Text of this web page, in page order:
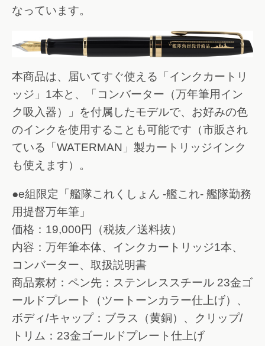
なっています。
本商品は、届いてすぐ使える「インクカートリ
ッジ」1本と、「コンバーター（万年筆用イン
ク吸入器）」を付属したモデルで、お好みの色
のインクを使用することも可能です（市販され
ている「WATERMAN」製カートリッジインク
も使えます）。
●e組限定「艦隊これくしょん -艦これ- 艦隊勤務
用提督万年筆」
価格：19,000円（税抜／送料抜）
内容：万年筆本体、インクカートリッジ1本、
コンバーター、取扱説明書
商品素材：ペン先：ステンレススチール 23金ゴ
ールドプレート（ツートーンカラー仕上げ）、
ボディ/キャップ：ブラス（黄銅）、クリップ/
トリム：23金ゴールドプレート仕上げ